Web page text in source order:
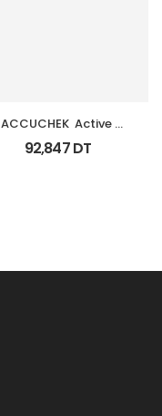
ACCUCHEK  Active
Coffret 110
Bandlettes+Appareil
92,847DT